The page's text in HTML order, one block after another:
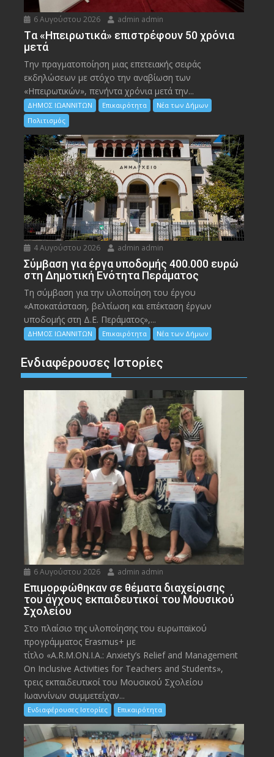
6 Αυγούστου 2026 admin admin
Tα «Ηπειρωτικά» επιστρέφουν 50 χρόνια
μετά
Την πραγματοποίηση μιας επετειακής σειράς
εκδηλώσεων με στόχο την αναβίωση των
«Ηπειρωτικών», πενήντα χρόνια μετά την...
ΔΗΜΟΣ ΙΩΑΝΝΙΤΩΝ Επικαιρότητα
Νέα των Δήμων
Πολιτισμός
4 Αυγούστου 2026 admin admin
Σύμβαση για έργα υποδομής 400.000 ευρώ
στη Δημοτική Ενότητα Περάματος
Τη σύμβαση για την υλοποίηση του έργου
«Αποκατάσταση, βελτίωση και επέκταση έργων
υποδομής στη Δ.Ε. Περάματος»,...
ΔΗΜΟΣ ΙΩΑΝΝΙΤΩΝ Επικαιρότητα Νέα των Δήμων
Ενδιαφέρουσες Ιστορίες
6 Αυγούστου 2026 admin admin
Eπιμορφώθηκαν σε θέματα διαχείρισης
του άγχους εκπαιδευτικοί του Μουσικού
Σχολείου
Στο πλαίσιο της υλοποίησης του ευρωπαϊκού
προγράμματος Erasmus+ με
τίτλο «A.R.M.ON.I.A.: Anxiety’s Relief and Management
On Inclusive Activities for Teachers and Students»,
τρεις εκπαιδευτικοί του Μουσικού Σχολείου
Ιωαννίνων συμμετείχαν...
Ενδιαφέρουσες Ιστορίες Επικαιρότητα